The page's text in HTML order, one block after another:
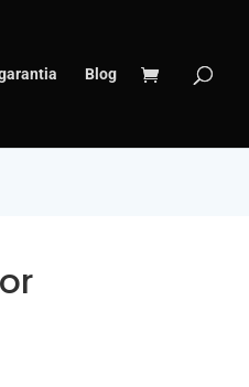
Blog